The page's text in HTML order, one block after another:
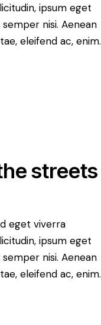
ipsum eget
nisi. Aenean
eleifend ac, enim.
streets
eget viverra
ipsum eget
nisi. Aenean
eleifend ac, enim.